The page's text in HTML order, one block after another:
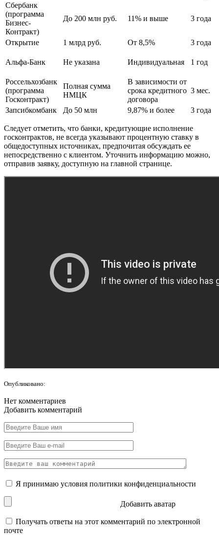
Сбербанк
(программа
Бизнес-
Контракт)
До 200 млн руб. 11% и выше 3 года
Открытие 1 млрд руб. От 8,5% 3 года
Альфа-Банк Не указана Индивидуальная 1 год
Россельхозбанк
(программа
Госконтракт)
Полная сумма
НМЦК
В зависимости от
срока кредитного
договора
3 мес.
Запсибкомбанк До 50 млн 9,87% и более 3 года
Следует отметить, что банки, кредитующие исполнение
госконтрактов, не всегда указывают процентную ставку в
общедоступных источниках, предпочитая обсуждать ее
непосредственно с клиентом. Уточнить информацию можно,
отправив заявку, доступную на главной странице.
Опубликовано:
Нет комментариев
Добавить комментарий
Я принимаю условия политики конфиденциальности
Добавить аватар
Получать ответы на этот комментарий по электронной
почте